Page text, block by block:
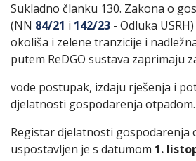
Sukladno članku 130. Zakona o
(NN 84/21 i 142/23 - Odluka
okoliša i zelene tranzicije i
putem ReDGO sustava zaprimaju
vode postupak, izdaju rješenja i
djelatnosti gospodarenja otpadom.
Registar djelatnosti gospodarenja
uspostavljen je s datumom 1.